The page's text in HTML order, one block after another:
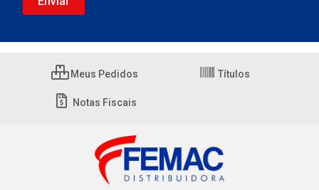
Meus Pedidos Títulos
Notas Fiscais